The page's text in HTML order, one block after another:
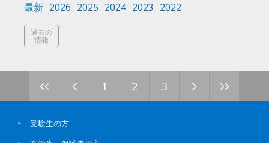
最新 2026 2025 2024 2023 2022
過去の
情報
<< < 1 2 3 > >>
受験生の方